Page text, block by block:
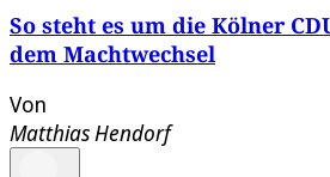
So steht es um die Kölner
dem Machtwechsel
Von
Matthias Hendorf